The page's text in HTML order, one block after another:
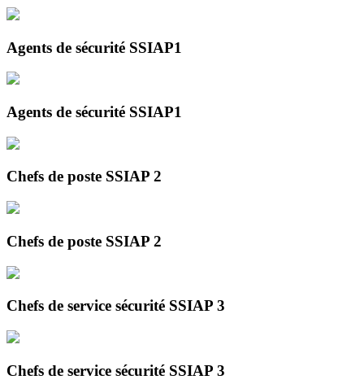
Agents de sécurité SSIAP1
Agents de sécurité SSIAP1
Chefs de poste SSIAP 2
Chefs de poste SSIAP 2
Chefs de service sécurité SSIAP 3
Chefs de service sécurité SSIAP 3